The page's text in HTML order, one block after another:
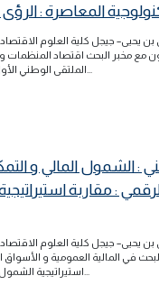
المعاصرة : الرؤى
يحيى– جيجل كلية العلوم
مع مخبر البحث اقتصاد المنظمات
: الشمول المالي و
: مقاربة استيراتيجية
يحيى– جيجل كلية العلوم
في المالية العمومية و